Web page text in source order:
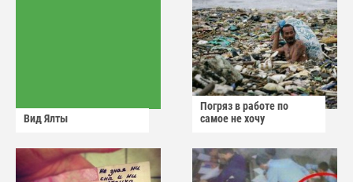
Вид Ялты
Погряз в работе по
самое не хочу